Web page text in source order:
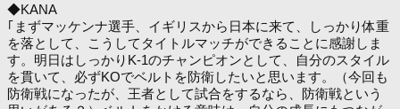
◆KANA
｢まずマッケンナ選手、イギリスから日本に来て、しっかり体重
を落として、こうしてタイトルマッチができることに感謝しま
す。明日はしっかりK-1のチャンピオンとして、自分のスタイル
を貫いて、必ずKOでベルトを防衛したいと思います。（今回も
防衛戦になったが、王者として試合をするなら、防衛戦という